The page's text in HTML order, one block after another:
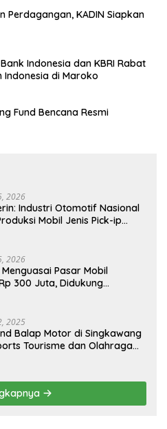
Perdagangan, KADIN Siapkan
Indonesia dan KBRI Rabat
Indonesia di Maroko
Fund Bencana Resmi
2026
Industri Otomotif Nasional
Mobil Jenis Pick-ip
2026
Pasar Mobil
300 Juta, Didukung
2025
Balap Motor di Singkawang
Tourisme dan Olahraga